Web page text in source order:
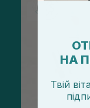
НА
Твій